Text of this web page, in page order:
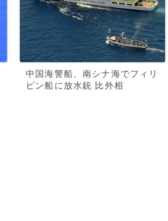
中国海警船、南シナ海でフィリ
ピン船に放水銃 比外相